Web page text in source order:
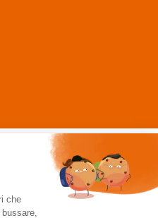
DELLA MAGLIANA, 183 00146
| Tel.: 065506174| P.Iva:
R.E.A.: 1212664